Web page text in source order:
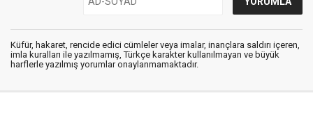
Küfür, hakaret, rencide edici cümleler veya imalar, inançlara saldırı içeren,
imla kuralları ile yazılmamış, Türkçe karakter kullanılmayan ve büyük
harflerle yazılmış yorumlar onaylanmamaktadır.